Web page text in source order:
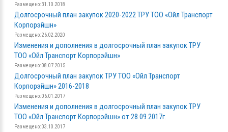
Размещено: 31.10.2018
Долгосрочный план закупок 2020-2022 ТРУ ТОО «Ойл Транспорт
Корпорэйшн»
Размещено: 26.02.2020
Изменения и дополнения в долгосрочный план закупок ТРУ
ТОО «Ойл Транспорт Корпорэйшн»
Размещено: 08.07.2015
Долгосрочный план закупок ТРУ ТОО «Ойл Транспорт
Корпорэйшн» 2016-2018
Размещено: 06.01.2017
Изменения и дополнения в долгосрочный план закупок ТРУ
ТОО «Ойл Транспорт Корпорэйшн» от 28.09.2017г.
Размещено: 03.10.2017